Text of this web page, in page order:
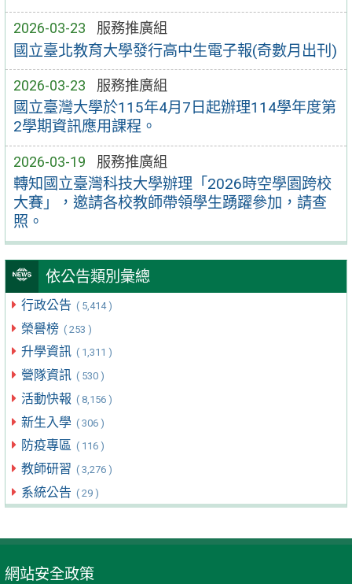
2026-03-23 服務推廣組
國立臺北教育大學發行高中生電子報(奇數月出刊)
2026-03-23 服務推廣組
國立臺灣大學於115年4月7日起辦理114學年度第
2學期資訊應用課程。
2026-03-19 服務推廣組
轉知國立臺灣科技大學辦理「2026時空學園跨校
大賽」，邀請各校教師帶領學生踴躍參加，請查
照。
依公告類別彙總
行政公告 ( 5,414 )
榮譽榜 ( 253 )
升學資訊 ( 1,311 )
營隊資訊 ( 530 )
活動快報 ( 8,156 )
新生入學 ( 306 )
防疫專區 ( 116 )
教師研習 ( 3,276 )
系統公告 ( 29 )
網站安全政策